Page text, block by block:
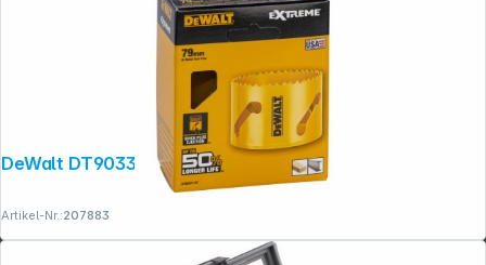
DeWalt DT90331-QZ Lochsäge 79mm
Artikel-Nr.:207883